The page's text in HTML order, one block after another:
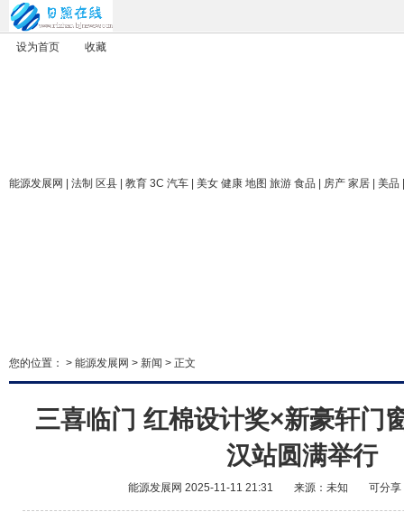
设为首页 收藏
能源发展网 | 法制 区县 | 教育 3C 汽车 | 美女 健康 地图 旅游 食品 | 房产 家居 | 美品
您的位置： > 能源发展网 > 新闻 > 正文
三喜临门 红棉设计奖×新豪轩门
汉站圆满举行
能源发展网 2025-11-11 21:31 来源：未知 可分享